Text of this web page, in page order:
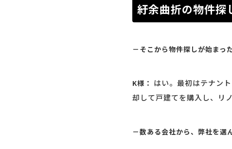
紆余曲折の物件探
－そこから物件探しが始まっ
K様： はい。最初はテナン
却して戸建てを購入し、リ
－数ある会社から、弊社を選